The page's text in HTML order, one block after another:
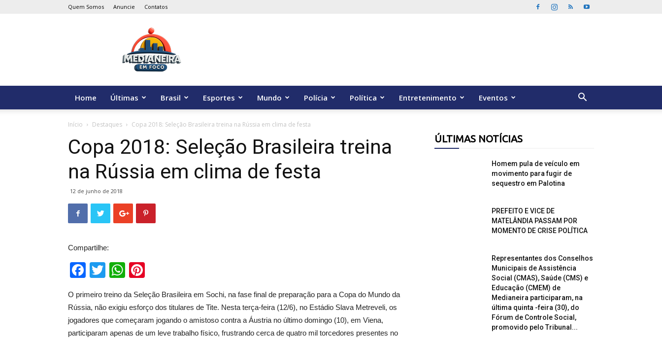
Quem Somos Anuncie Contatos
Home Últimas Brasil Esportes Mundo Polícia Política Entretenimento Eventos
Início Destaques Copa 2018: Seleção Brasileira treina na Rússia em clima de festa
Copa 2018: Seleção Brasileira treina
na Rússia em clima de festa
12 de junho de 2018
Compartilhe:
Facebook
TwitterWhatsApp
O primeiro treino da Seleção Brasileira em Sochi, na fase final de preparação para a Copa do Mundo da
Rússia, não exigiu esforço dos titulares de Tite. Nesta terça-feira (12/6), no Estádio Slava Metreveli, os
jogadores que começaram jogando o amistoso contra a Áustria no último domingo (10), em Viena,
participaram apenas de um leve trabalho físico, frustrando cerca de quatro mil torcedores presentes no
ÚLTIMAS NOTÍCIAS
Homem pula de veículo em
movimento para fugir de
sequestro em Palotina
PREFEITO E VICE DE
MATELÂNDIA PASSAM POR
MOMENTO DE CRISE POLÍTICA
Representantes dos Conselhos
Municipais de Assistência
Social (CMAS), Saúde (CMS) e
Educação (CMEM) de
Medianeira participaram, na
última quinta -feira (30), do
Fórum de Controle Social,
promovido pelo Tribunal...